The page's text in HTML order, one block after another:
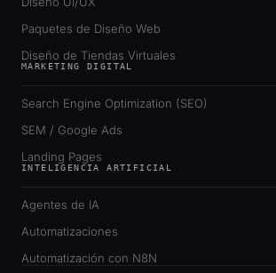
Paquetes de Diseño Web
Diseño de Tiendas Virtuales
MARKETING DIGITAL
Search Engine Optimization (SEO)
SEM / Google Ads
Landing Pages
INTELIGENCIA ARTIFICIAL
Agentes de IA
Automatizaciones
Automatización con N8N